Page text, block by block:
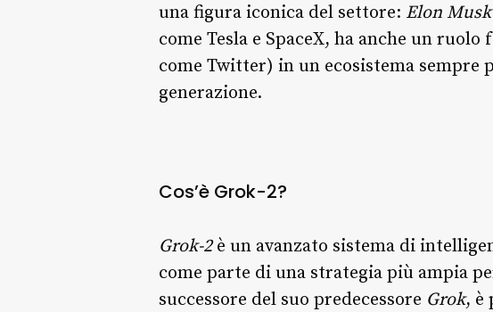
una figura iconica del settore: Elon Musk
come Tesla e SpaceX, ha anche un
come Twitter) in un ecosistema
generazione.
Cos’è Grok-2?
Grok-2è un avanzato sistema di
come parte di una strategia più ampia
successore del suo predecessore Grok, è